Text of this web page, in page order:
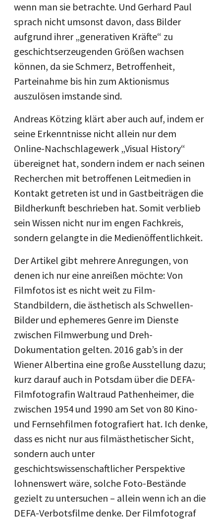
wenn man sie betrachte. Und Gerhard Paul
sprach nicht umsonst davon, dass Bilder
aufgrund ihrer „generativen Kräfte“ zu
geschichtserzeugenden Größen wachsen
können, da sie Schmerz, Betroffenheit,
Parteinahme bis hin zum Aktionismus
auszulösen imstande sind.
Andreas Kötzing klärt aber auch auf, indem er
seine Erkenntnisse nicht allein nur dem
Online-Nachschlagewerk „Visual History“
übereignet hat, sondern indem er nach seinen
Recherchen mit betroffenen Leitmedien in
Kontakt getreten ist und in Gastbeiträgen die
Bildherkunft beschrieben hat. Somit verblieb
sein Wissen nicht nur im engen Fachkreis,
sondern gelangte in die Medienöffentlichkeit.
Der Artikel gibt mehrere Anregungen, von
denen ich nur eine anreißen möchte: Von
Filmfotos ist es nicht weit zu Film-
Standbildern, die ästhetisch als Schwellen-
Bilder und ephemeres Genre im Dienste
zwischen Filmwerbung und Dreh-
Dokumentation gelten. 2016 gab’s in der
Wiener Albertina eine große Ausstellung dazu;
kurz darauf auch in Potsdam über die DEFA-
Filmfotografin Waltraud Pathenheimer, die
zwischen 1954 und 1990 am Set von 80 Kino-
und Fernsehfilmen fotografiert hat. Ich denke,
dass es nicht nur aus filmästhetischer Sicht,
sondern auch unter
geschichtswissenschaftlicher Perspektive
lohnenswert wäre, solche Foto-Bestände
gezielt zu untersuchen – allein wenn ich an die
DEFA-Verbotsfilme denke. Der Filmfotograf